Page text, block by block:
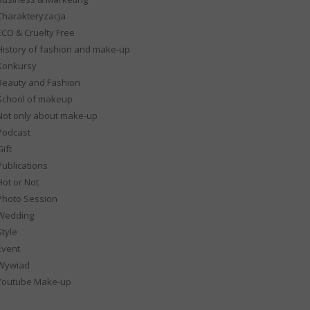
& Cruelty Free
of fashion and make-up
and Fashion
of makeup
only about make-up
or Not
Session
Make-up